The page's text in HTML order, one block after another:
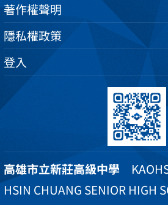
著作權聲明
隱私權政策
登入
高雄市立新莊高級中學
HSIN CHUANG SENIOR HIGH